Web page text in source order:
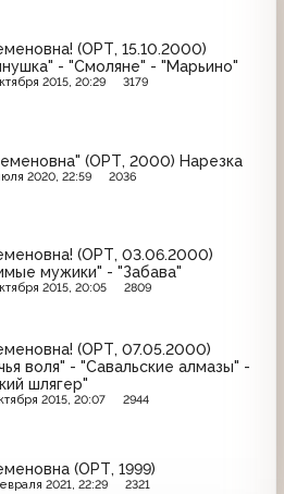
(ОРТ, 15.10.2000)
- "Смоляне" - "Марьино"
2015, 20:29 3179
(ОРТ, 2000) Нарезка
2020, 22:59 2036
(ОРТ, 03.06.2000)
мужики" - "Забава"
2015, 20:05 2809
(ОРТ, 07.05.2000)
воля" - "Савальские алмазы" -
шлягер"
2015, 20:07 2944
(ОРТ, 1999)
2021, 22:29 2321